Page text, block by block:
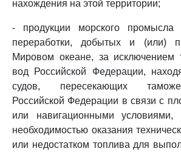
нахождения на этой территории;
- продукции морского
переработки, добытых и (или)
Мировом океане, за исключением
вод Российской Федерации,
судов, пересекающих
Российской Федерации в связи с
или навигационными условиями,
необходимостью оказания
или недостатком топлива для